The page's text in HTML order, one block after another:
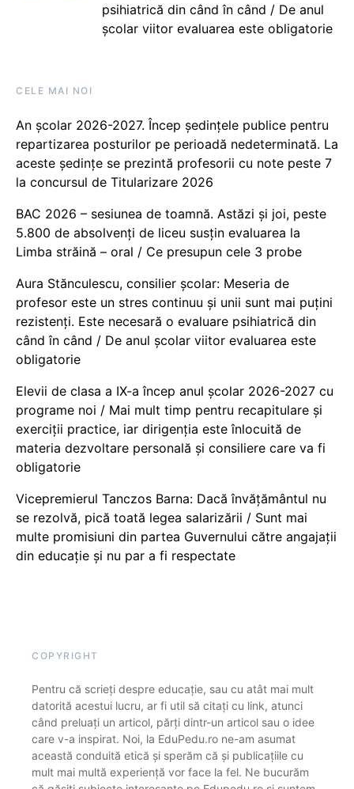
psihiatrică din când în când / De anul
școlar viitor evaluarea este obligatorie
CELE MAI NOI
An școlar 2026-2027. Încep ședințele publice pentru
repartizarea posturilor pe perioadă nedeterminată. La
aceste ședințe se prezintă profesorii cu note peste 7
la concursul de Titularizare 2026
BAC 2026 – sesiunea de toamnă. Astăzi și joi, peste
5.800 de absolvenți de liceu susțin evaluarea la
Limba străină – oral / Ce presupun cele 3 probe
Aura Stănculescu, consilier școlar: Meseria de
profesor este un stres continuu și unii sunt mai puțini
rezistenți. Este necesară o evaluare psihiatrică din
când în când / De anul școlar viitor evaluarea este
obligatorie
Elevii de clasa a IX-a încep anul școlar 2026-2027 cu
programe noi / Mai mult timp pentru recapitulare și
exerciții practice, iar dirigenția este înlocuită de
materia dezvoltare personală și consiliere care va fi
obligatorie
Vicepremierul Tanczos Barna: Dacă învățământul nu
se rezolvă, pică toată legea salarizării / Sunt mai
multe promisiuni din partea Guvernului către angajații
din educație și nu par a fi respectate
COPYRIGHT
Pentru că scrieți despre educație, sau cu atât mai mult
datorită acestui lucru, ar fi util să citați cu link, atunci
când preluați un articol, părți dintr-un articol sau o idee
care v-a inspirat. Noi, la EduPedu.ro ne-am asumat
această conduită etică și sperăm că și publicațiile cu
mult mai multă experiență vor face la fel. Ne bucurăm